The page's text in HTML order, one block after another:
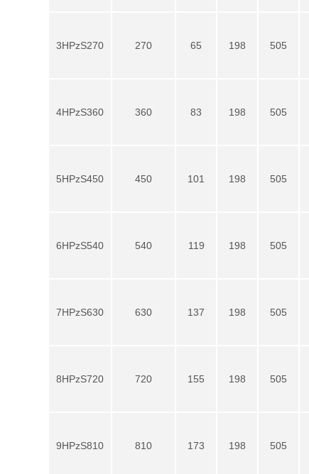
3HPzS270 270 65 198 505
4HPzS360 360 83 198 505
5HPzS450 450 101 198 505
6HPzS540 540 119 198 505
7HPzS630 630 137 198 505
8HPzS720 720 155 198 505
9HPzS810 810 173 198 505